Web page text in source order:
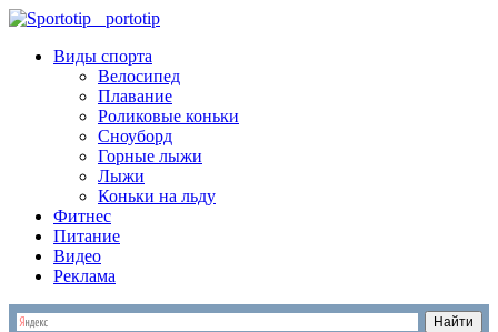
portotip
Виды спорта
Велосипед
Плавание
Роликовые коньки
Сноуборд
Горные лыжи
Лыжи
Коньки на льду
Фитнес
Питание
Видео
Реклама